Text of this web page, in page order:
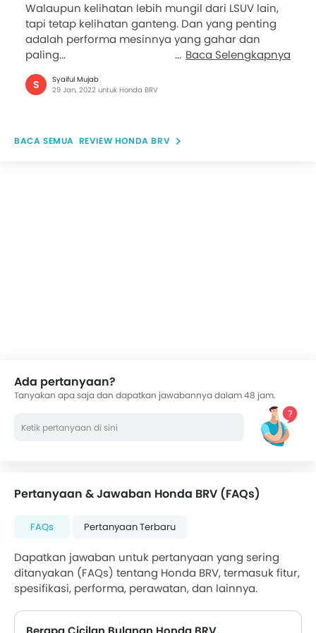
Walaupun kelihatan lebih mungil dari LSUV lain,
tapi tetap kelihatan ganteng. Dan yang penting
adalah performa mesinnya yang gahar dan
paling...
Baca Selengkapnya
S
Syaiful Mujab
29 Jan, 2022 untuk Honda BRV
REVIEW HONDA BRV
Ada pertanyaan?
Tanyakan apa saja dan dapatkan jawabannya dalam 48 jam.
Pertanyaan & Jawaban Honda BRV (FAQs)
FAQs Pertanyaan Terbaru
Dapatkan jawaban untuk pertanyaan yang sering
ditanyakan (FAQs) tentang Honda BRV, termasuk fitur,
spesifikasi, performa, perawatan, dan lainnya.